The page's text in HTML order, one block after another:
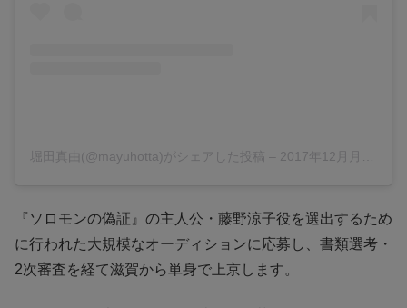
堀田真由(@mayuhotta)がシェアした投稿 – 2017年12月月27日午前5時45分PST
『ソロモンの偽証』の主人公・藤野涼子役を選出するため
に行われた大規模なオーディションに応募し、書類選考・
2次審査を経て滋賀から単身で上京します。